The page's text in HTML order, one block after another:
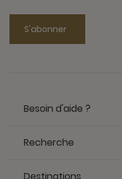
S'abonner
Besoin d'aide ?
Recherche